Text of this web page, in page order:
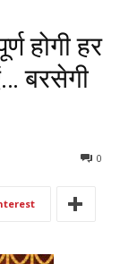
होगी हर
बरसेगी
0